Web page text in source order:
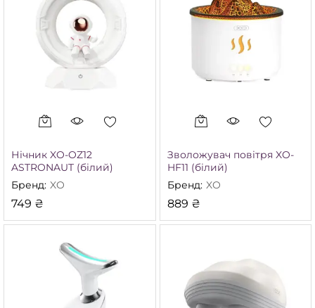
Нічник XO-OZ12
ASTRONAUT (білий)
Бренд: XO
749 ₴
Зволожувач повітря XO-
HF11 (білий)
Бренд: XO
889 ₴